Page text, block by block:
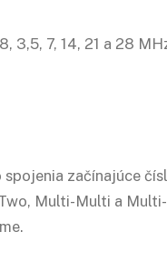
3,5, 7, 14, 21 a 28
začínajúce
Multi-Multi a